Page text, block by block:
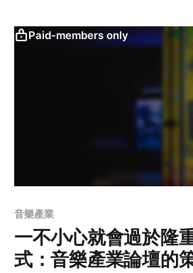
Paid-members only
音樂產業
一不小心就會過於隆
式：音樂產業論壇的